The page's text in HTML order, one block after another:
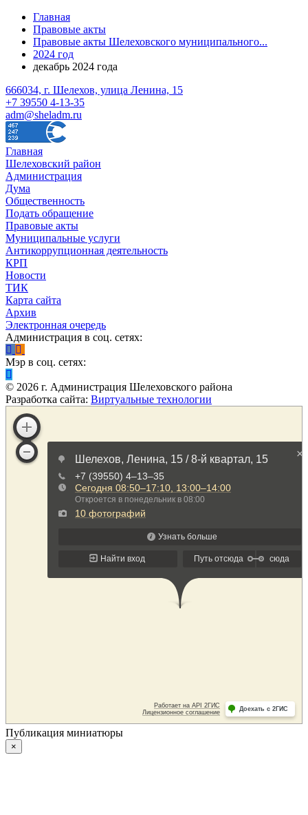
Главная
Правовые акты
Правовые акты Шелеховского муниципального...
2024 год
декабрь 2024 года
666034, г. Шелехов, улица Ленина, 15
+7 39550 4-13-35
adm@sheladm.ru
Главная
Шелеховский район
Администрация
Дума
Общественность
Подать обращение
Правовые акты
Муниципальные услуги
Антикоррупционная деятельность
КРП
Новости
ТИК
Карта сайта
Архив
Электронная очередь
Администрация в соц. сетях:
Мэр в соц. сетях:
© 2026 г. Администрация Шелеховского района
Разработка сайта: Виртуальные технологии
Публикация миниатюры
×